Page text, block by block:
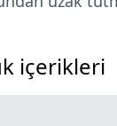
içerikleri